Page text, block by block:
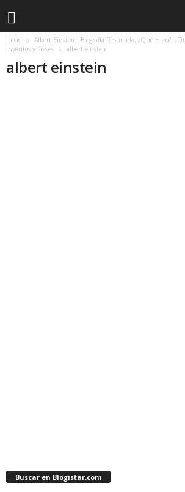
Inicio
Albert Einstein: Biografía Resumida, ¿Qué Hizo?,
Inventos y Frases
albert einstein
albert einstein
Buscar en Blogistar.com